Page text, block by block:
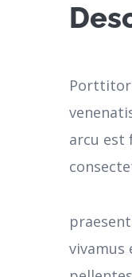
Porttitor
arcu est
vivamus